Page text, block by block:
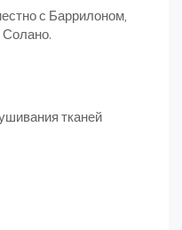
с Баррилоном,
Солано.
тканей